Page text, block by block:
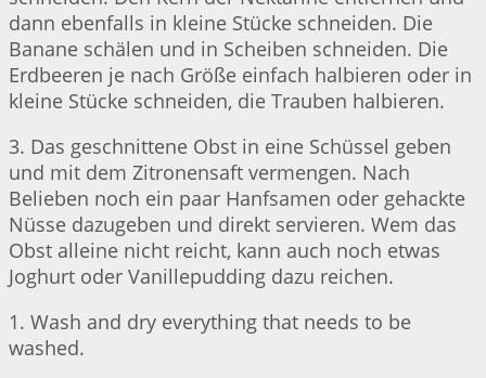
dann ebenfalls in kleine Stücke schneiden. Die
Banane schälen und in Scheiben schneiden. Die
Erdbeeren je nach Größe einfach halbieren oder in
kleine Stücke schneiden, die Trauben halbieren.
3. Das geschnittene Obst in eine Schüssel geben
und mit dem Zitronensaft vermengen. Nach
Belieben noch ein paar Hanfsamen oder gehackte
Nüsse dazugeben und direkt servieren. Wem das
Obst alleine nicht reicht, kann auch noch etwas
Joghurt oder Vanillepudding dazu reichen.
1. Wash and dry everything that needs to be
washed.